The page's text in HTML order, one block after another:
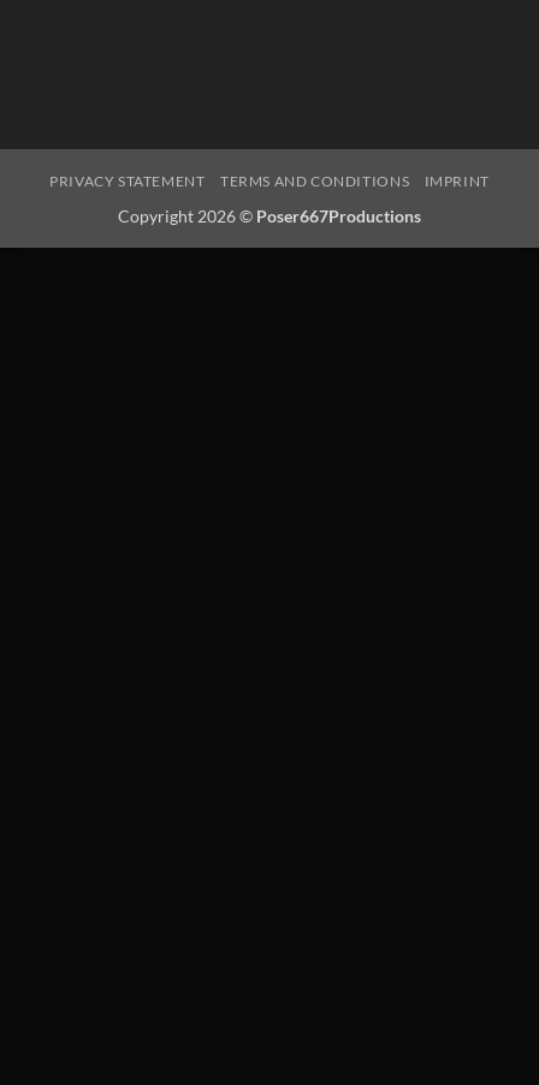
PRIVACY STATEMENT TERMS AND CONDITIONS IMPRINT
Copyright 2026 © Poser667Productions